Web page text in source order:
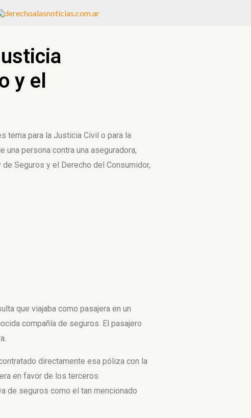
y el
tema para la Justicia Civil o para la
persona contra una aseguradora,
Seguros y el Derecho del Consumidor,
que viajaba como pasajera en un
compañía de seguros. El pasajero
directamente esa póliza con la
en favor de los terceros
de seguros como el tan mencionado